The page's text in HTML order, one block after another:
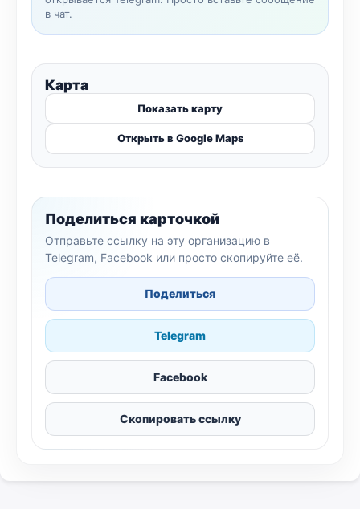
в чат.
Карта
Показать карту
Открыть в Google Maps
Поделиться карточкой
Отправьте ссылку на эту организацию в
Telegram, Facebook или просто скопируйте её.
Поделиться
Telegram
Facebook
Скопировать ссылку